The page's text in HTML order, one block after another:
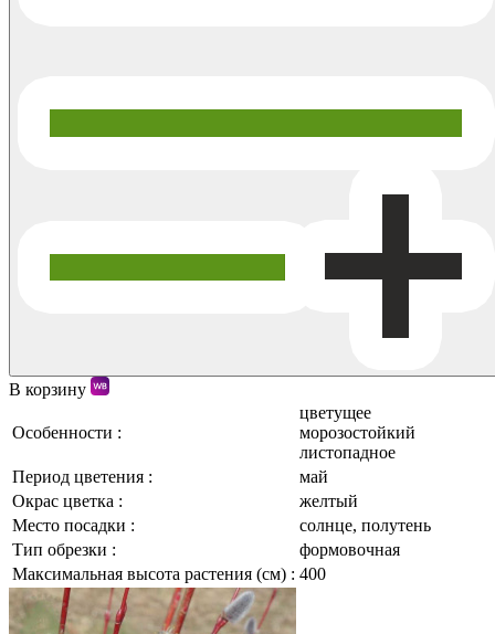
В корзину
Особенности :
цветущее
морозостойкий
листопадное
Период цветения :
май
Окрас цветка :
желтый
Место посадки :
солнце, полутень
Тип обрезки :
формовочная
Максимальная высота растения (см) : 400